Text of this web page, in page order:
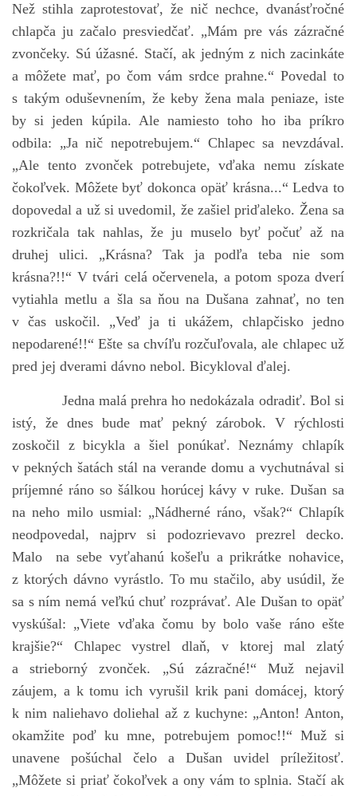
Hore ↑
Než stihla zaprotestovať, že nič nechce, dvanásťročné
chlapča ju začalo presviedčať. „Mám pre vás zázračné
zvončeky. Sú úžasné. Stačí, ak jedným z nich zacinkáte
a môžete mať, po čom vám srdce prahne.“ Povedal to
s takým oduševnením, že keby žena mala peniaze, iste
by si jeden kúpila. Ale namiesto toho ho iba príkro
odbila: „Ja nič nepotrebujem.“ Chlapec sa nevzdával.
„Ale tento zvonček potrebujete, vďaka nemu získate
čokoľvek. Môžete byť dokonca opäť krásna...“ Ledva to
dopovedal a už si uvedomil, že zašiel priďaleko. Žena sa
rozkričala tak nahlas, že ju muselo byť počuť až na
druhej ulici. „Krásna? Tak ja podľa teba nie som
krásna?!!“ V tvári celá očervenela, a potom spoza dverí
vytiahla metlu a šla sa ňou na Dušana zahnať, no ten
v čas uskočil. „Veď ja ti ukážem, chlapčisko jedno
nepodarené!!“ Ešte sa chvíľu rozčuľovala, ale chlapec už
pred jej dverami dávno nebol. Bicykloval ďalej.
Jedna malá prehra ho nedokázala odradiť. Bol si
istý, že dnes bude mať pekný zárobok. V rýchlosti
zoskočil z bicykla a šiel ponúkať. Neznámy chlapík
v pekných šatách stál na verande domu a vychutnával si
príjemné ráno so šálkou horúcej kávy v ruke. Dušan sa
na neho milo usmial: „Nádherné ráno, však?“ Chlapík
neodpovedal, najprv si podozrievavo prezrel decko.
Malo na sebe vyťahanú košeľu a prikrátke nohavice,
z ktorých dávno vyrástlo. To mu stačilo, aby usúdil, že
sa s ním nemá veľkú chuť rozprávať. Ale Dušan to opäť
vyskúšal: „Viete vďaka čomu by bolo vaše ráno ešte
krajšie?“ Chlapec vystrel dlaň, v ktorej mal zlatý
a strieborný zvonček. „Sú zázračné!“ Muž nejavil
záujem, a k tomu ich vyrušil krik pani domácej, ktorý
k nim naliehavo doliehal až z kuchyne: „Anton! Anton,
okamžite poď ku mne, potrebujem pomoc!!“ Muž si
unavene pošúchal čelo a Dušan uvidel príležitosť.
„Môžete si priať čokoľvek a ony vám to splnia. Stačí ak